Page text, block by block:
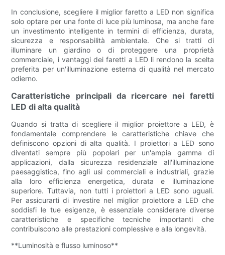
In conclusione, scegliere il miglior faretto a LED non significa
solo optare per una fonte di luce più luminosa, ma anche fare
un investimento intelligente in termini di efficienza, durata,
sicurezza e responsabilità ambientale. Che si tratti di
illuminare un giardino o di proteggere una proprietà
commerciale, i vantaggi dei faretti a LED li rendono la scelta
preferita per un'illuminazione esterna di qualità nel mercato
odierno.
Caratteristiche principali da ricercare nei faretti
LED di alta qualità
Quando si tratta di scegliere il miglior proiettore a LED, è
fondamentale comprendere le caratteristiche chiave che
definiscono opzioni di alta qualità. I ​​proiettori a LED sono
diventati sempre più popolari per un'ampia gamma di
applicazioni, dalla sicurezza residenziale all'illuminazione
paesaggistica, fino agli usi commerciali e industriali, grazie
alla loro efficienza energetica, durata e illuminazione
superiore. Tuttavia, non tutti i proiettori a LED sono uguali.
Per assicurarti di investire nel miglior proiettore a LED che
soddisfi le tue esigenze, è essenziale considerare diverse
caratteristiche e specifiche tecniche importanti che
contribuiscono alle prestazioni complessive e alla longevità.
**Luminosità e flusso luminoso**